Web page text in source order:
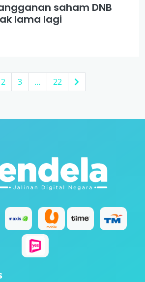
saham DNB
lama lagi
2 3 … 22